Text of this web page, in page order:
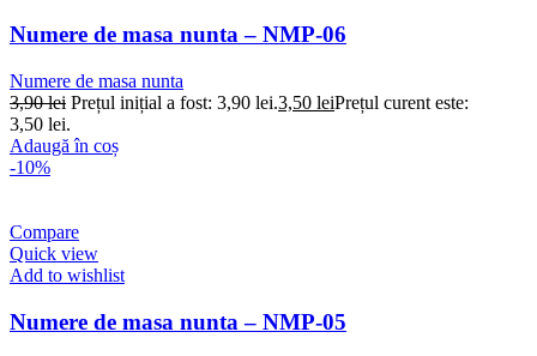
Numere de masa nunta – NMP-06
Numere de masa nunta
3,90lei Prețul inițial a fost: 3,90 lei.3,50 leiPrețul curent este:
3,50 lei.
Adaugă în coș
-10%
Compare
Quick view
Add to wishlist
Numere de masa nunta – NMP-05